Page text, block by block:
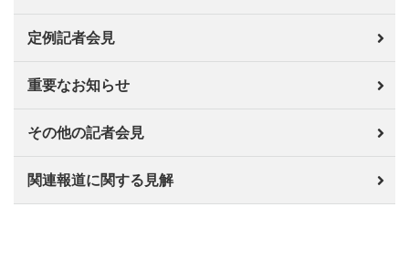
定例記者会見
重要なお知らせ
その他の記者会見
関連報道に関する見解